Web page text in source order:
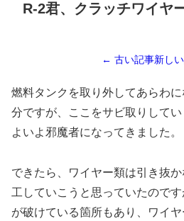
R-2君、クラッチワイヤ
← 古い記事新し
燃料タンクを取り外してあらわ
分ですが、ここをサビ取りして
よいよ邪魔者になってきました。
できたら、ワイヤー類は引き抜
工していこうと思っていたので
が破けている箇所もあり、ワイ